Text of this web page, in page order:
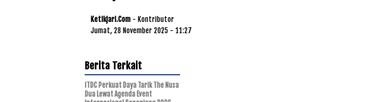
Ketikjari.com - Kontributor
Jumat, 28 November 2025 - 11:27
Berita Terkait
ITDC Perkuat Daya Tarik The Nusa
Dua Lewat Agenda Event